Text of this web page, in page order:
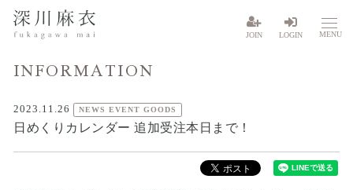
JOIN LOGIN MENU
INFORMATION
2023.11.26 NEWS EVENT GOODS
日めくりカレンダー 追加受注本日まで！